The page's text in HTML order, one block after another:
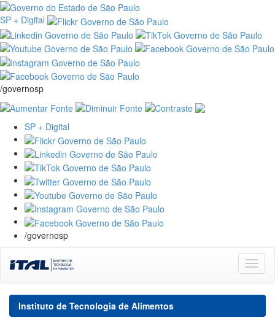
SP + Digital
/governosp
SP + Digital
/governosp
navigation
Instituto de Tecnologia de Alimentos